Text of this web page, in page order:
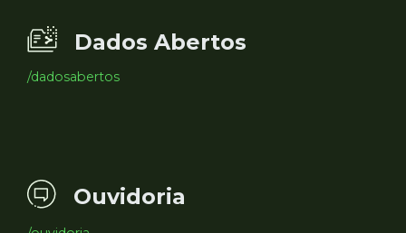
Dados Abertos
/dadosabertos
Ouvidoria